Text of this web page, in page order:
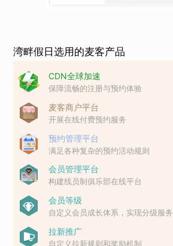
湾畔假日选用的麦客产品
CDN全球加速
保障流畅的注册与预约体验
麦客商户平台
开展在线付费预约服务
预约管理平台
满足各种复杂的预约活动规则
会员管理平台
构建线员制俱乐部在线平台
会员等级
自定义会员成长体系，实现分级服务
拉新推广
自定义拉新规则和奖励机制